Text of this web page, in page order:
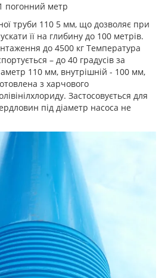
погонний метр
труби 110 5 мм, що дозволяє при
її на глибину до 100 метрів.
до 4500 кг Температура
– до 40 градусів за
110 мм, внутрішній - 100 мм,
з харчового
Застосовується для
під діаметр насоса не